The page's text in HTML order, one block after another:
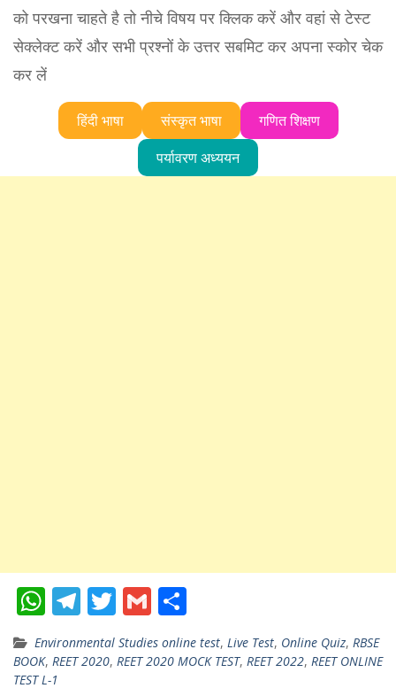
को परखना चाहते है तो नीचे विषय पर क्लिक करें और वहां से टेस्ट
सेक्लेक्ट करें और सभी प्रश्नों के उत्तर सबमिट कर अपना स्कोर चेक
कर लें
हिंदी भाषा संस्कृत भाषा
गणित शिक्षण
पर्यावरण अध्ययन
W
h
at
T
el
e
T
w
itt
G
m
ai
h
ar
Environmental Studies online test, Live Test, Online Quiz, RBSE
BOOK, REET 2020, REET 2020 MOCK TEST, REET 2022, REET ONLINE
TEST L-1